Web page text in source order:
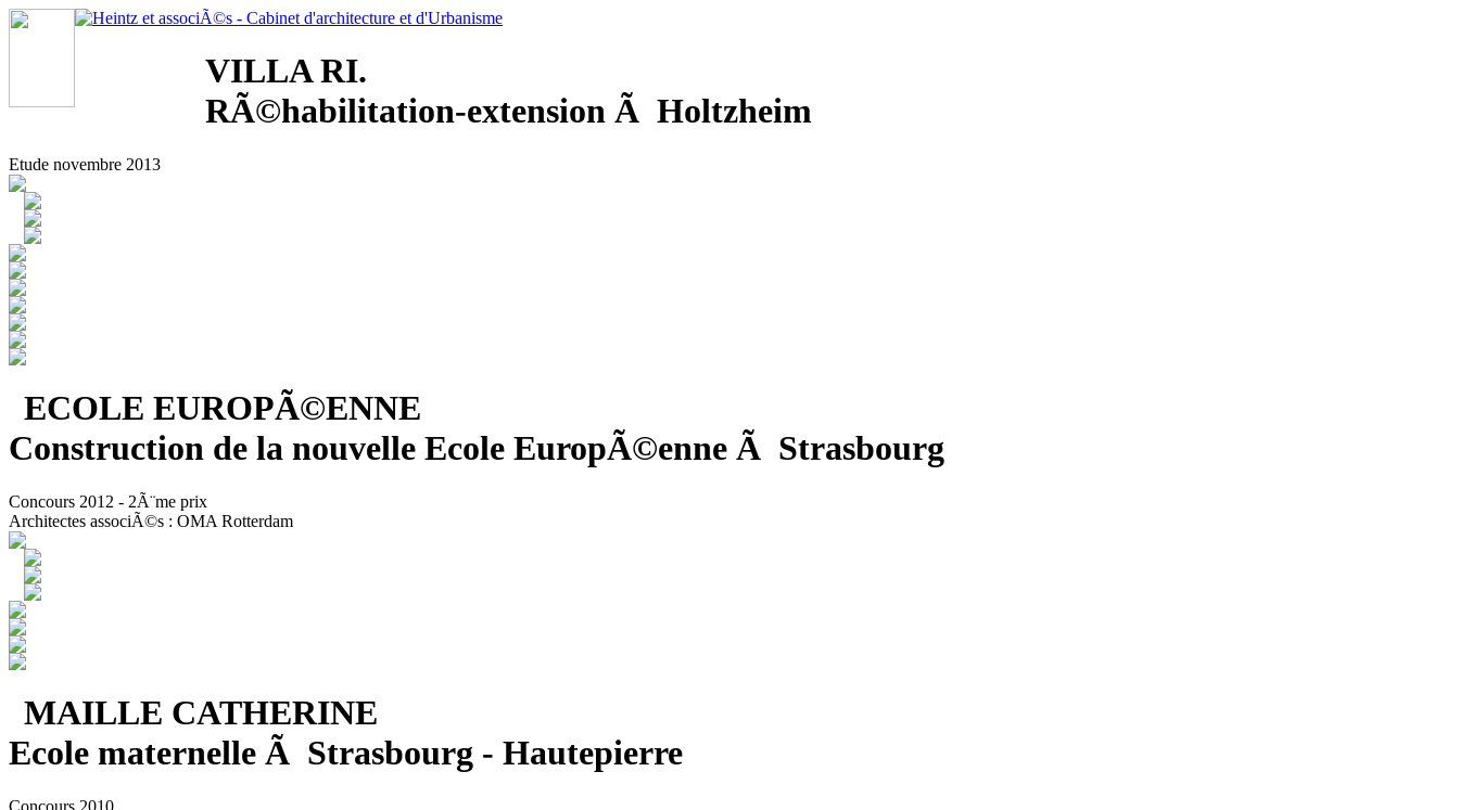
VILLA RI.
RÃ©habilitation-extension Ã Holtzheim
Etude novembre 2013
ECOLE EUROPÃ©ENNE
Construction de la nouvelle Ecole EuropÃ©enne Ã Strasbourg
Concours 2012 - 2Ã¨me prix
Architectes associÃ©s : OMA Rotterdam
MAILLE CATHERINE
Ecole maternelle Ã Strasbourg - Hautepierre
Concours 2010